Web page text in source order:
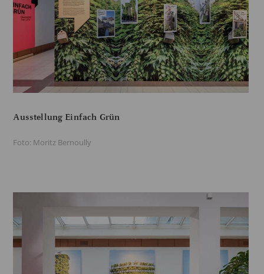
Ausstellung Einfach Grün
Foto: Moritz Bernoully